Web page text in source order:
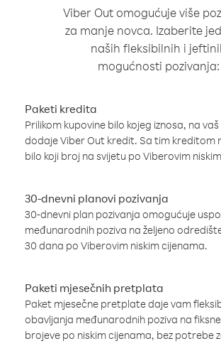
Viber Out omogućuje više
za manje novca. Izaberite
naših fleksibilnih i
mogućnosti pozivanja:
Paketi kredita
Prilikom kupovine bilo kojeg iznosa, na
dodaje Viber Out kredit. Sa tim kreditom
bilo koji broj na svijetu po Viberovim
30-dnevni planovi pozivanja
30-dnevni plan pozivanja omogućuje
međunarodnih poziva na željeno
30 dana po Viberovim niskim cijenama.
Paketi mjesečnih pretplata
Paket mjesečne pretplate daje vam
obavljanja međunarodnih poziva na
brojeve po niskim cijenama, bez potrebe